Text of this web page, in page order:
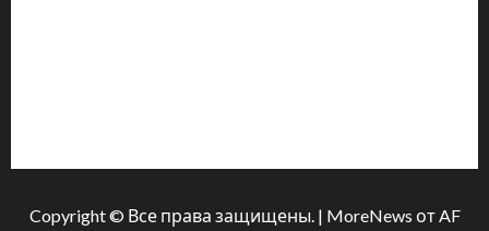
Copyright © Все права защищены. | MoreNews от AF